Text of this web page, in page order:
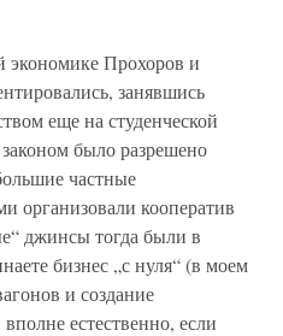
Прохоров и
занявшись
еще на студенческой
было разрешено
частные
организовали кооператив
джинсы тогда были в
бизнес „с нуля“ (в моем
и создание
естественно, если